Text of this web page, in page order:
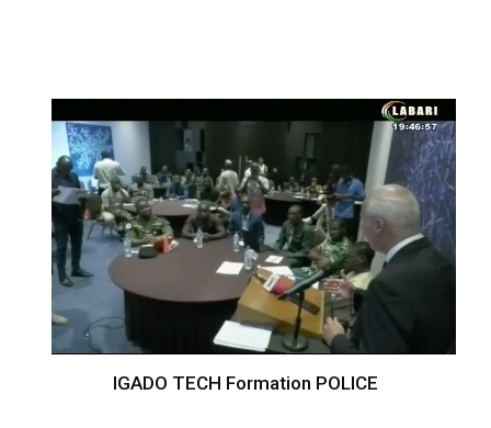
IGADO TECH Formation POLICE